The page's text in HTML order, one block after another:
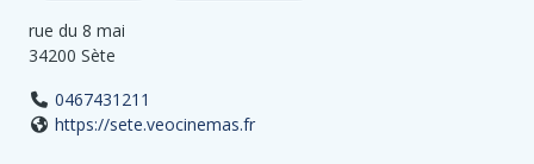
rue du 8 mai
34200 Sète
0467431211
https://sete.veocinemas.fr